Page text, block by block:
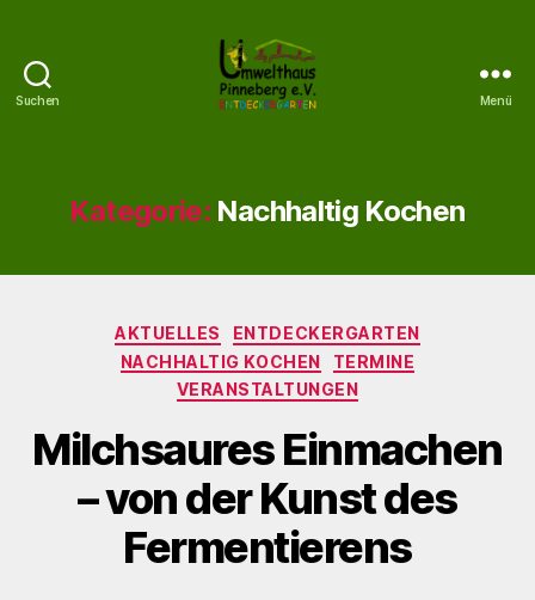
Suchen Menü
Kategorie: Nachhaltig Kochen
Kategorien
AKTUELLES
ENTDECKERGARTEN
NACHHALTIG KOCHEN
TERMINE
VERANSTALTUNGEN
Milchsaures Einmachen
– von der Kunst des
Fermentierens